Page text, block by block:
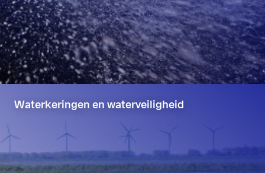
Waterkeringen en waterveiligheid